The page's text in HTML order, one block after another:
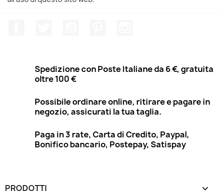
Spedizione con Poste Italiane da 6 €, gratuita
oltre 100 €
Possibile ordinare online, ritirare e pagare in
negozio, assicurati la tua taglia.
Paga in 3 rate, Carta di Credito, Paypal,
Bonifico bancario, Postepay, Satispay
PRODOTTI 